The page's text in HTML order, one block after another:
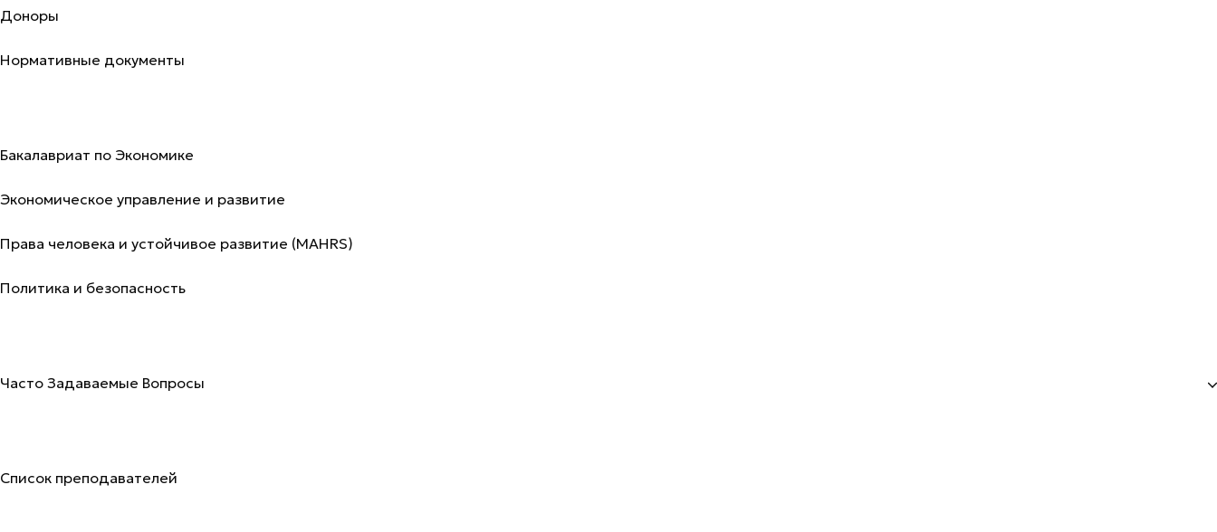
Доноры
Нормативные документы
Бакалавриат по Экономике
Экономическое управление и развитие
Права человека и устойчивое развитие (MAHRS)
Политика и безопасность
Часто Задаваемые Вопросы
Список преподавателей